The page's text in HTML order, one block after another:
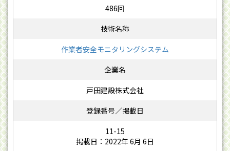
486回
作業者安全モニタリングシステム
戸田建設株式会社
11-15
掲載日：2022年 6月 6日